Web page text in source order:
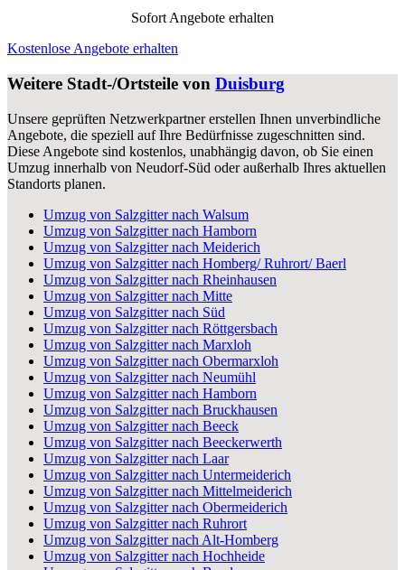
Sofort Angebote erhalten
Kostenlose Angebote erhalten
Weitere Stadt-/Ortsteile von Duisburg
Unsere geprüften Netzwerkpartner erstellen Ihnen unverbindliche
Angebote, die speziell auf Ihre Bedürfnisse zugeschnitten sind.
Diese Angebote sind kostenlos, unabhängig davon, ob Sie einen
Umzug innerhalb von Neudorf-Süd oder außerhalb Ihres aktuellen
Standorts planen.
Umzug von Salzgitter nach Walsum
Umzug von Salzgitter nach Hamborn
Umzug von Salzgitter nach Meiderich
Umzug von Salzgitter nach Homberg/ Ruhrort/ Baerl
Umzug von Salzgitter nach Rheinhausen
Umzug von Salzgitter nach Mitte
Umzug von Salzgitter nach Süd
Umzug von Salzgitter nach Röttgersbach
Umzug von Salzgitter nach Marxloh
Umzug von Salzgitter nach Obermarxloh
Umzug von Salzgitter nach Neumühl
Umzug von Salzgitter nach Hamborn
Umzug von Salzgitter nach Bruckhausen
Umzug von Salzgitter nach Beeck
Umzug von Salzgitter nach Beeckerwerth
Umzug von Salzgitter nach Laar
Umzug von Salzgitter nach Untermeiderich
Umzug von Salzgitter nach Mittelmeiderich
Umzug von Salzgitter nach Obermeiderich
Umzug von Salzgitter nach Ruhrort
Umzug von Salzgitter nach Alt-Homberg
Umzug von Salzgitter nach Hochheide